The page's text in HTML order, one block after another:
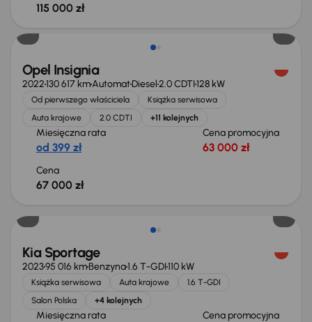
115 000 zł
Możliwość odliczenia VAT
Opel Insignia
2022130 617 kmAutomatDiesel2.0 CDTI128 kW
Od pierwszego właściciela
Książka serwisowa
Auta krajowe
2.0 CDTI +11 kolejnych
Miesięczna rata
od 399 zł
Cena promocyjna
63 000 zł
Cena
67 000 zł
Kia Sportage
202395 016 kmBenzyna1.6 T-GDI110 kW
Książka serwisowa Auta krajowe
1.6 T-GDI
Salon Polska
+4 kolejnych
Miesięczna rata Cena promocyjna